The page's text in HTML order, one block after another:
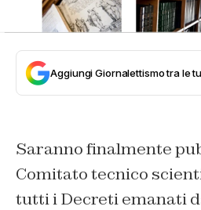
Aggiungi Giornalettismo tra le
Saranno finalmente
Comitato tecnico
tutti i Decreti emanati